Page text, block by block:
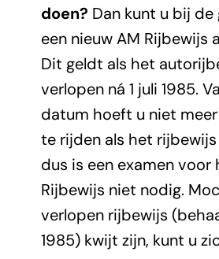
doen? Dan kunt u bij
een nieuw AM Rijbewijs
Dit geldt als het
verlopen ná 1 juli 1985.
datum hoeft u niet
te rijden als het
dus is een examen voor
Rijbewijs niet nodig.
verlopen rijbewijs
1985) kwijt zijn, kunt u